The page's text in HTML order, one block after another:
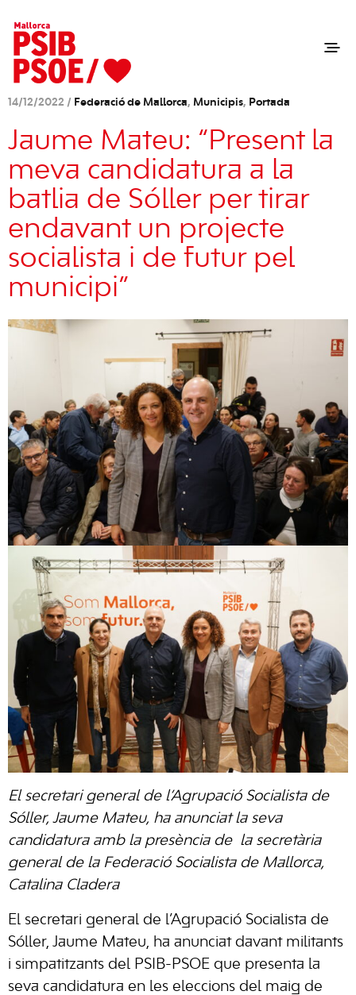
14/12/2022 / Federació de Mallorca, Municipis, Portada
Jaume Mateu: “Present la
meva candidatura a la
batlia de Sóller per tirar
endavant un projecte
socialista i de futur pel
municipi”
El secretari general de l’Agrupació Socialista de
Sóller, Jaume Mateu, ha anunciat la seva
candidatura amb la presència de la secretària
general de la Federació Socialista de Mallorca,
Catalina Cladera
El secretari general de l’Agrupació Socialista de
Sóller, Jaume Mateu, ha anunciat davant militants
i simpatitzants del PSIB-PSOE que presenta la
seva candidatura en les eleccions del maig de